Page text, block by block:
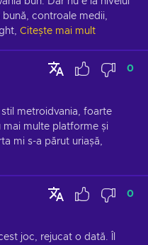
controale medii,
Citește mai mult
0
metroidvania, foarte
mai multe platforme și
mi s-a părut uriașă,
0
joc, rejucat o dată. Îl